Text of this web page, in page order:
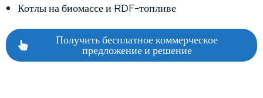
Котлы на биомассе и RDF-топливе
Получить бесплатное коммерческое
предложение и решение